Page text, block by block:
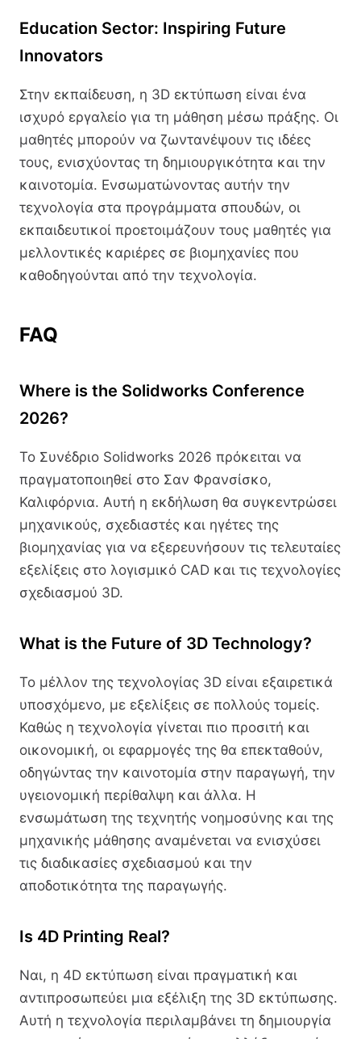
Education Sector: Inspiring Future
Innovators
Στην εκπαίδευση, η 3D εκτύπωση είναι ένα
ισχυρό εργαλείο για τη μάθηση μέσω πράξης. Οι
μαθητές μπορούν να ζωντανέψουν τις ιδέες
τους, ενισχύοντας τη δημιουργικότητα και την
καινοτομία. Ενσωματώνοντας αυτήν την
τεχνολογία στα προγράμματα σπουδών, οι
εκπαιδευτικοί προετοιμάζουν τους μαθητές για
μελλοντικές καριέρες σε βιομηχανίες που
καθοδηγούνται από την τεχνολογία.
FAQ
Where is the Solidworks Conference
2026?
Το Συνέδριο Solidworks 2026 πρόκειται να
πραγματοποιηθεί στο Σαν Φρανσίσκο,
Καλιφόρνια. Αυτή η εκδήλωση θα συγκεντρώσει
μηχανικούς, σχεδιαστές και ηγέτες της
βιομηχανίας για να εξερευνήσουν τις τελευταίες
εξελίξεις στο λογισμικό CAD και τις τεχνολογίες
σχεδιασμού 3D.
What is the Future of 3D Technology?
Το μέλλον της τεχνολογίας 3D είναι εξαιρετικά
υποσχόμενο, με εξελίξεις σε πολλούς τομείς.
Καθώς η τεχνολογία γίνεται πιο προσιτή και
οικονομική, οι εφαρμογές της θα επεκταθούν,
οδηγώντας την καινοτομία στην παραγωγή, την
υγειονομική περίθαλψη και άλλα. Η
ενσωμάτωση της τεχνητής νοημοσύνης και της
μηχανικής μάθησης αναμένεται να ενισχύσει
τις διαδικασίες σχεδιασμού και την
αποδοτικότητα της παραγωγής.
Is 4D Printing Real?
Ναι, η 4D εκτύπωση είναι πραγματική και
αντιπροσωπεύει μια εξέλιξη της 3D εκτύπωσης.
Αυτή η τεχνολογία περιλαμβάνει τη δημιουργία